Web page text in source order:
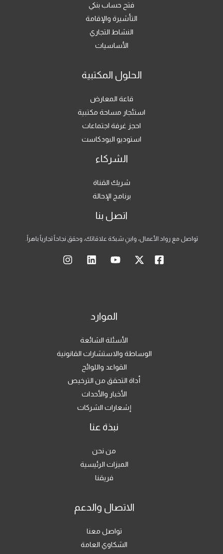
فتح حساب بنكي
التأشيرة والإقامة
النشاط التجاري
الأساسيات
الحلول المكتبية
قاعة المعارض
استئجار مساحة مكتبية
احجز غرفة اجتماعات
استوديو البودكاست
الشركاء
شريك القناة
برنامج الإحالة
اتصل بنا
تواصل مع رواد الأعمال، وابنِ شبكة علاقاتك، وحقق نجاحاً تجارياً باهراً.
الموارد
الأسئلة الشائعة
الوساطة والاستشارات القانونية
القواعد واللوائح
أداة التحقق من الترخيص
الأخبار والأحداث
إشعارات الشركات
نبذة عنا
من نحن
الميزات الرئيسية
فريقنا
الاتصال والدعم
تواصل معنا
الشكاوي العامة